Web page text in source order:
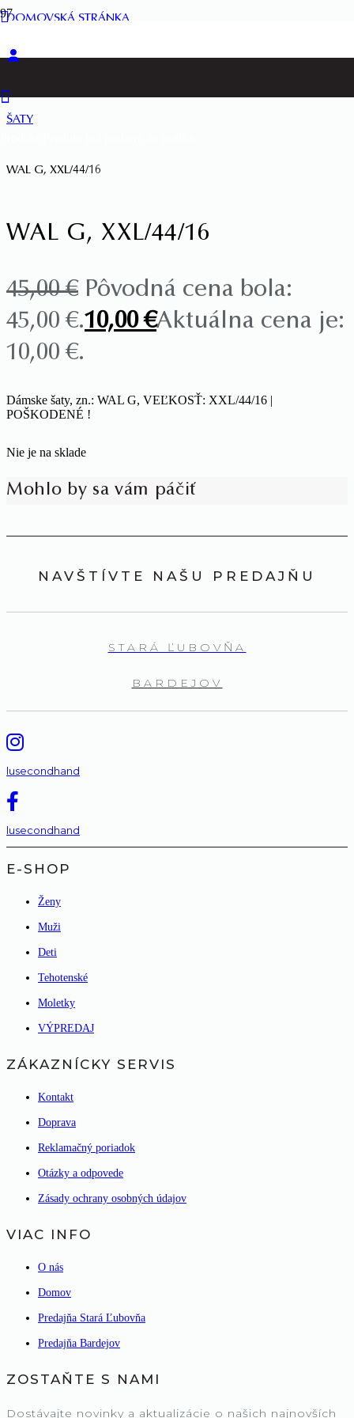
DOMOVSKÁ STRÁNKA
ŠATY
WAL G, XXL/44/16
WAL G, XXL/44/16
45,00€ Pôvodná cena bola:
45,00 €.10,00€Aktuálna cena je:
10,00 €.
Dámske šaty, zn.: WAL G, VEĽKOSŤ: XXL/44/16 |
POŠKODENÉ !
Nie je na sklade
Mohlo by sa vám páčiť
NAVŠTÍVTE NAŠU PREDAJŇU
STARÁ ĽUBOVŇA
BARDEJOV
lusecondhand
lusecondhand
E-SHOP
Ženy
Muži
Deti
Tehotenské
Moletky
VÝPREDAJ
ZÁKAZNÍCKY SERVIS
Kontakt
Doprava
Reklamačný poriadok
Otázky a odpovede
Zásady ochrany osobných údajov
VIAC INFO
O nás
Domov
Predajňa Stará Ľubovňa
Predajňa Bardejov
ZOSTAŇTE S NAMI
Dostávajte novinky a aktualizácie o našich najnovších